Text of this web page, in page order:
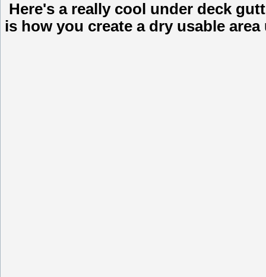
Here's a really cool under deck
is how you create a dry usable